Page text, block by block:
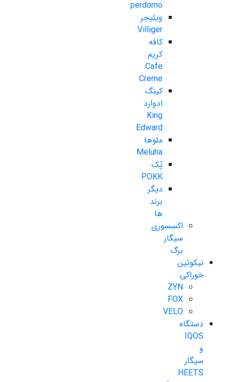
perdomo
ویلیجر
Villiger
کافه
کریم
Cafe
Creme
کینگ
ادوارد
King
Edward
ملوها
Meluha
پُک
POKK
دیگر
برند
ها
اکسسوری
سیگار
برگ
نیکوتین
خوراکی
ZYN
FOX
VELO
دستگاه
IQOS
و
سیگار
HEETS